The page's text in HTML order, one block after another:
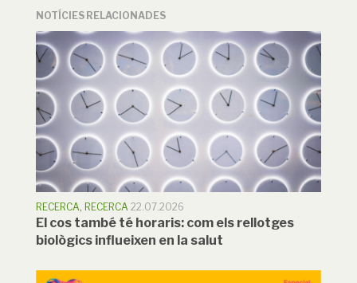
NOTÍCIES RELACIONADES
RECERCA, RECERCA 22.07.2026
El cos també té horaris: com els rellotges
biològics influeixen en la salut